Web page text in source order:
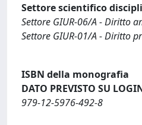
Settore scientifico
Settore GIUR-06/A - Diritto
Settore GIUR-01/A - Diritto
ISBN della monografia
DATO PREVISTO SU
979-12-5976-492-8